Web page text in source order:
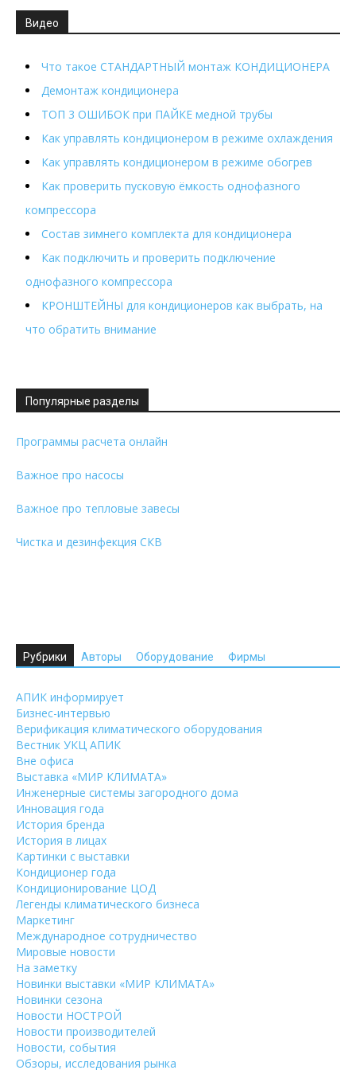
Видео
Что такое СТАНДАРТНЫЙ монтаж КОНДИЦИОНЕРА
Демонтаж кондиционера
ТОП 3 ОШИБОК при ПАЙКЕ медной трубы
Как управлять кондиционером в режиме охлаждения
Как управлять кондиционером в режиме обогрев
Как проверить пусковую ёмкость однофазного
компрессора
Состав зимнего комплекта для кондиционера
Как подключить и проверить подключение
однофазного компрессора
КРОНШТЕЙНЫ для кондиционеров как выбрать, на
что обратить внимание
Популярные разделы
Программы расчета онлайн
Важное про насосы
Важное про тепловые завесы
Чистка и дезинфекция СКВ
Рубрики Авторы Оборудование Фирмы
АПИК информирует
Бизнес-интервью
Верификация климатического оборудования
Вестник УКЦ АПИК
Вне офиса
Выставка «МИР КЛИМАТА»
Инженерные системы загородного дома
Инновация года
История бренда
История в лицах
Картинки с выставки
Кондиционер года
Кондиционирование ЦОД
Легенды климатического бизнеса
Маркетинг
Международное сотрудничество
Мировые новости
На заметку
Новинки выставки «МИР КЛИМАТА»
Новинки сезона
Новости НОСТРОЙ
Новости производителей
Новости, события
Обзоры, исследования рынка